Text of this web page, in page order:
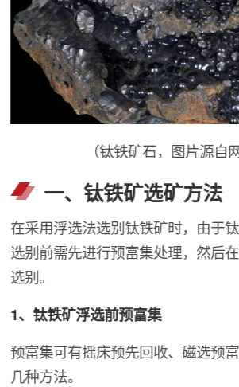
（钛铁矿石，图片源自
一、钛铁矿选矿方法
在采用浮选法选别钛铁矿时，由于钛
选别前需先进行预富集处理，然后
选别。
1、钛铁矿浮选前预富集
预富集可有摇床预先回收、磁选预
几种方法。